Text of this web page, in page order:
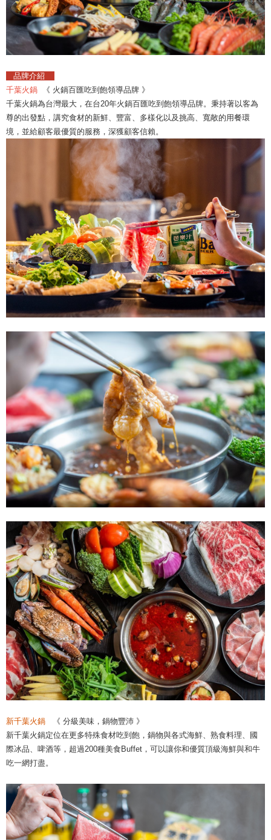
品牌介紹
千葉火鍋
《 火鍋百匯吃到飽領導品牌 》
千葉火鍋為台灣最大，在台20年火鍋百匯吃到飽領導品牌。秉持著以客為
尊的出發點，講究食材的新鮮、豐富、多樣化以及挑高、寬敞的用餐環
境，並給顧客最優質的服務，深獲顧客信賴。
新千葉火鍋
《 分級美味，鍋物豐沛 》
新千葉火鍋定位在更多特殊食材吃到飽，鍋物與各式海鮮、熟食料理、國
際冰品、啤酒等，超過200種美食Buffet，可以讓你和優質頂級海鮮與和牛
吃一網打盡。